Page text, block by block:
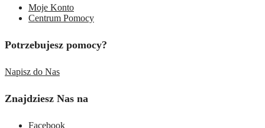
Moje Konto
Centrum Pomocy
Potrzebujesz pomocy?
Napisz do Nas
Znajdziesz Nas na
Facebook